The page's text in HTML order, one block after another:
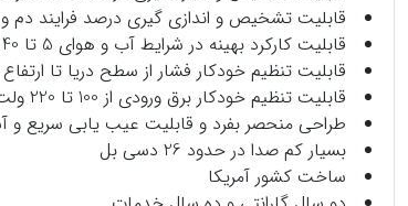
قابلیت تشخیص و اندازی گیری درصد فرایند دم
قابلیت کارکرد بهینه در شرایط آب و هوای 5 تا 40 درجه سانتیگراد و رطوبت 95%
قابلیت تنظیم خودکار فشار از سطح دریا تا ارتفاع 2700 متر
قابلیت تنظیم خودکار برق ورودی از 100 تا 220 ولت
طراحی منحصر بفرد و قابلیت عیب یابی سریع و آسان و
بسیار کم صدا در حدود 26 دسی بل
ساخت کشور آمریکا